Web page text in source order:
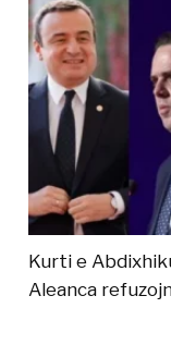
Kurti e
Aleanca